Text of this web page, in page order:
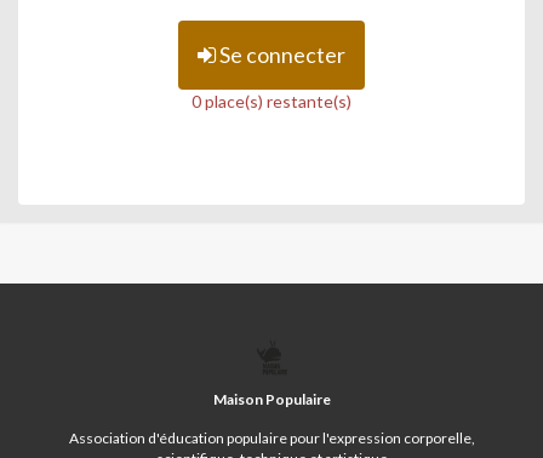
Se connecter
0 place(s) restante(s)
Maison Populaire
Association d'éducation populaire pour l'expression corporelle,